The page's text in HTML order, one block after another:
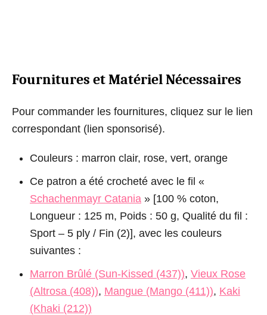
Fournitures et Matériel Nécessaires
Pour commander les fournitures, cliquez sur le lien
correspondant (lien sponsorisé).
Couleurs : marron clair, rose, vert, orange
Ce patron a été crocheté avec le fil «
Schachenmayr Catania » [100 % coton,
Longueur : 125 m, Poids : 50 g, Qualité du fil :
Sport – 5 ply / Fin (2)], avec les couleurs
suivantes :
Marron Brûlé (Sun-Kissed (437)), Vieux Rose
(Altrosa (408)), Mangue (Mango (411)), Kaki
(Khaki (212))